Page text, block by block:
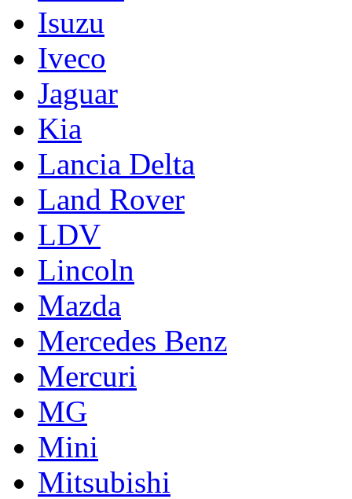
Isuzu
Iveco
Jaguar
Kia
Lancia Delta
Land Rover
LDV
Lincoln
Mazda
Mercedes Benz
Mercuri
MG
Mini
Mitsubishi